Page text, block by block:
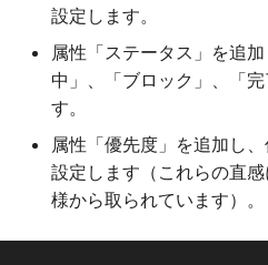
設定します。
属性「ステータス」を追
中」、「ブロック」、「
す。
属性「優先度」を追加し
設定します（これらの直
様から取られています）。